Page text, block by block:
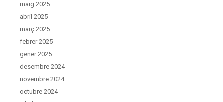
maig 2025
abril 2025
març 2025
febrer 2025
gener 2025
desembre 2024
novembre 2024
octubre 2024